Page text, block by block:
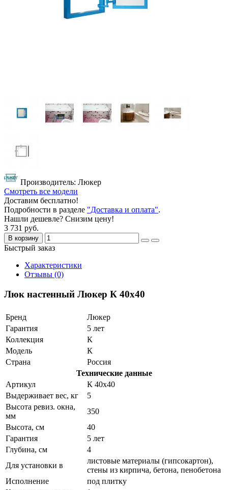
Производитель: Люкер
Смотреть все модели
Доставим бесплатно!
Подробности в разделе "Доставка и оплата".
Нашли дешевле? Снизим цену!
3 731 руб.
В корзину
Быстрый заказ
Характеристики
Отзывы (0)
Люк настенный Люкер К 40x40
Бренд
Люкер
Гарантия
5 лет
Коллекция
К
Модель
К
Страна
Россия
Технические данные
Артикул
К 40x40
Выдерживает вес, кг
5
Высота ревиз. окна,
мм
350
Высота, см
40
Гарантия
5 лет
Глубина, см
4
Для установки в
листовые материалы (гипсокартон),
стены из кирпича, бетона, пенобетона
Исполнение
под плитку